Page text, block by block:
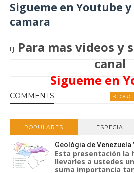
Sigueme en Youtube
camara
Para mas videos y
canal
Sigueme en
rj
COMMENTS
POPULARES ESPECIAL
Geológia de Venezuela
Esta presentación la
llevarles a ustedes
suma importancia